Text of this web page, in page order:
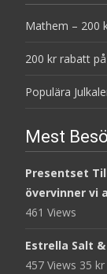
Mathem – 200
200 kr rabatt
Populära
Mest
Presentset
övervinner vi
461 Views
Estrella Salt
457 Views 35 kr